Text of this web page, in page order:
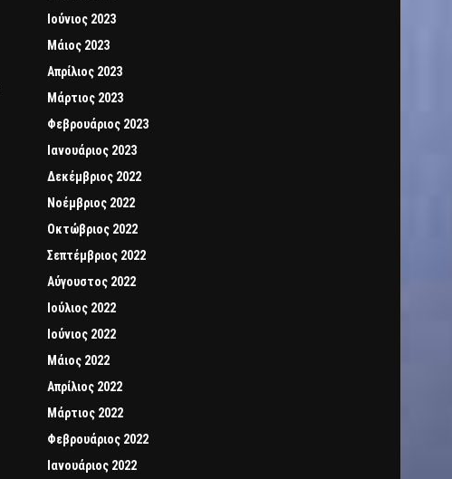
Ιούνιος 2023
Μάιος 2023
Απρίλιος 2023
Μάρτιος 2023
Φεβρουάριος 2023
Ιανουάριος 2023
Δεκέμβριος 2022
Νοέμβριος 2022
Οκτώβριος 2022
Σεπτέμβριος 2022
Αύγουστος 2022
Ιούλιος 2022
Ιούνιος 2022
Μάιος 2022
Απρίλιος 2022
Μάρτιος 2022
Φεβρουάριος 2022
Ιανουάριος 2022